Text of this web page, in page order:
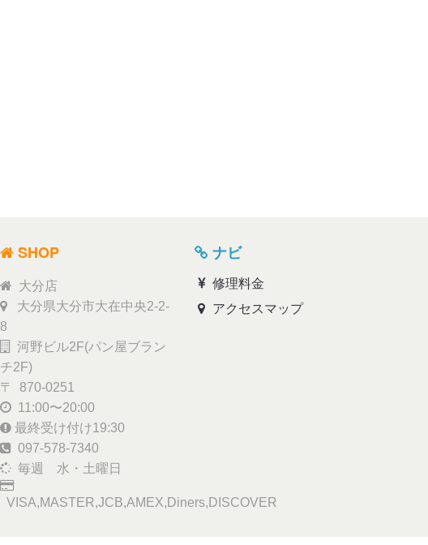
SHOP
大分店
大分県大分市大在中央2-2-
8
河野ビル2F(パン屋ブラン
チ2F)
〒 870-0251
11:00〜20:00
最終受け付け19:30
097-578-7340
毎週 水・土曜日
VISA,MASTER,JCB,AMEX,Diners,DISCOVER
ナビ
修理料金
アクセスマップ